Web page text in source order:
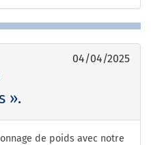
04/04/2025
».
de poids avec notre